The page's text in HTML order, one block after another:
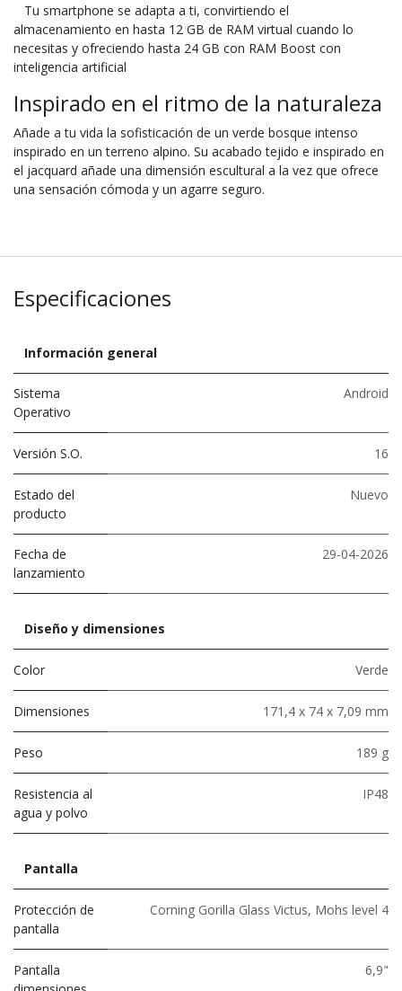
Tu smartphone se adapta a ti, convirtiendo el
almacenamiento en hasta 12 GB de RAM virtual cuando lo
necesitas y ofreciendo hasta 24 GB con RAM Boost con
inteligencia artificial
Inspirado en el ritmo de la naturaleza
Añade a tu vida la sofisticación de un verde bosque intenso
inspirado en un terreno alpino. Su acabado tejido e inspirado en
el jacquard añade una dimensión escultural a la vez que ofrece
una sensación cómoda y un agarre seguro.
Especificaciones
Información general
Sistema
Operativo
Android
Versión S.O. 16
Estado del
producto
Nuevo
Fecha de
lanzamiento
29-04-2026
Diseño y dimensiones
Color Verde
Dimensiones 171,4 x 74 x 7,09 mm
Peso 189 g
Resistencia al
agua y polvo
IP48
Pantalla
Protección de
pantalla
Corning Gorilla Glass Victus, Mohs level 4
Pantalla
6,9"